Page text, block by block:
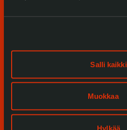
Salli kaikki
Muokkaa
Hylkää
Samlingar och museum